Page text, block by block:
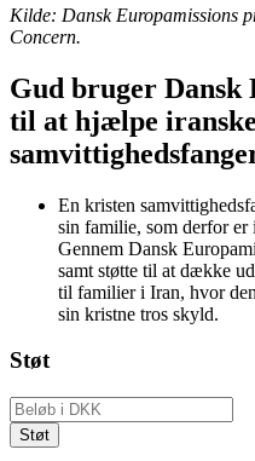
Kilde: Dansk Europamissions
Concern.
Gud bruger Dansk
til at hjælpe
En kristen
sin familie, som derfor
Gennem Dansk
samt støtte til at dække
til familier i Iran, hvor
sin kristne tros skyld.
Støt